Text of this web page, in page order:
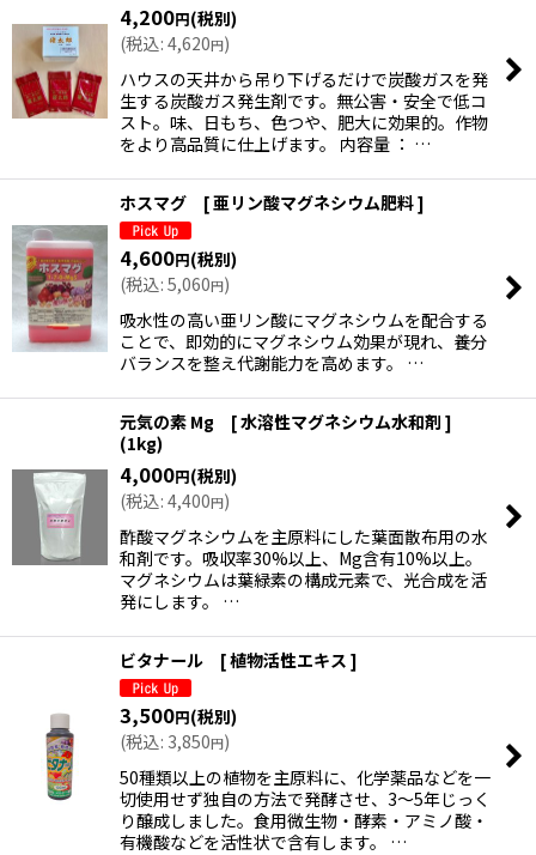
4,200円(税別)
(税込: 4,620円)
ハウスの天井から吊り下げるだけで炭酸ガスを発
生する炭酸ガス発生剤です。無公害・安全で低コ
スト。味、日もち、色つや、肥大に効果的。作物
をより高品質に仕上げます。 内容量 ： …
ホスマグ [ 亜リン酸マグネシウム肥料 ]
4,600円(税別)
(税込: 5,060円)
吸水性の高い亜リン酸にマグネシウムを配合する
ことで、即効的にマグネシウム効果が現れ、養分
バランスを整え代謝能力を高めます。 …
元気の素 Mg [ 水溶性マグネシウム水和剤 ]
(1kg)
4,000円(税別)
(税込: 4,400円)
酢酸マグネシウムを主原料にした葉面散布用の水
和剤です。吸収率30%以上、Mg含有10%以上。
マグネシウムは葉緑素の構成元素で、光合成を活
発にします。 …
ビタナール [ 植物活性エキス ]
3,500円(税別)
(税込: 3,850円)
50種類以上の植物を主原料に、化学薬品などを一
切使用せず独自の方法で発酵させ、3〜5年じっく
り醸成しました。食用微生物・酵素・アミノ酸・
有機酸などを活性状で含有します。 …